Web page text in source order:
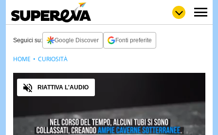
LOLGULP
LOVE
WOW
POP
NEWS
VIDEO
Seguici su: Google Discover Fonti preferite
Audio
RIATTIVA L'AUDIO
HOME CURIOSITÀ